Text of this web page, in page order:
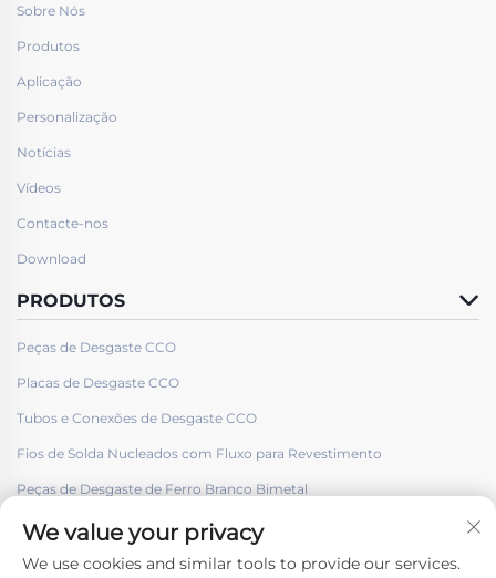
Sobre Nós
Produtos
Aplicação
Personalização
Notícias
Vídeos
Contacte-nos
Download
PRODUTOS
Peças de Desgaste CCO
Placas de Desgaste CCO
Tubos e Conexões de Desgaste CCO
Fios de Solda Nucleados com Fluxo para Revestimento
Peças de Desgaste de Ferro Branco Bimetal
We value your privacy
We use cookies and similar tools to provide our services.